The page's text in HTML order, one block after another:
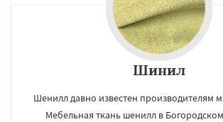
Шинил
Шенилл давно известен производителям
Мебельная ткань шенилл в